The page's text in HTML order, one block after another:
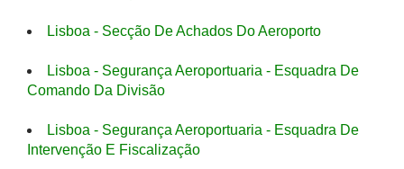
Lisboa - Secção De Achados Do Aeroporto
Lisboa - Segurança Aeroportuaria - Esquadra De
Comando Da Divisão
Lisboa - Segurança Aeroportuaria - Esquadra De
Intervenção E Fiscalização